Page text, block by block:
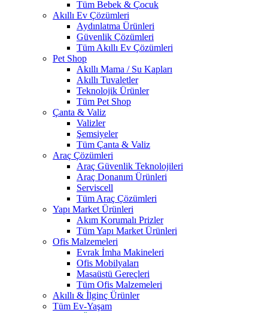
Tüm Bebek & Çocuk
Akıllı Ev Çözümleri
Aydınlatma Ürünleri
Güvenlik Çözümleri
Tüm Akıllı Ev Çözümleri
Pet Shop
Akıllı Mama / Su Kapları
Akıllı Tuvaletler
Teknolojik Ürünler
Tüm Pet Shop
Çanta & Valiz
Valizler
Şemsiyeler
Tüm Çanta & Valiz
Araç Çözümleri
Araç Güvenlik Teknolojileri
Araç Donanım Ürünleri
Serviscell
Tüm Araç Çözümleri
Yapı Market Ürünleri
Akım Korumalı Prizler
Tüm Yapı Market Ürünleri
Ofis Malzemeleri
Evrak İmha Makineleri
Ofis Mobilyaları
Masaüstü Gereçleri
Tüm Ofis Malzemeleri
Akıllı & İlginç Ürünler
Tüm Ev-Yaşam